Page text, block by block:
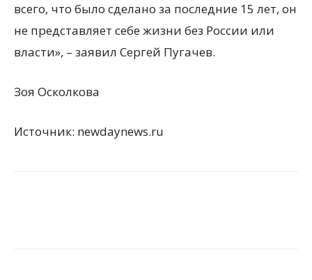
всего, что было сделано за последние 15 лет, он
не представляет себе жизни без России или
власти», – заявил Сергей Пугачев.
Зоя Осколкова
Источник: newdaynews.ru